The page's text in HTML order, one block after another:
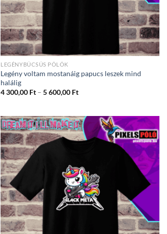
LEGÉNYBÚCSÚS PÓLÓK
Legény voltam mostanáig papucs leszek mind
halálig
4 300,00 Ft – 5 600,00 FtÁrtartomány:
5
600,00 Ft